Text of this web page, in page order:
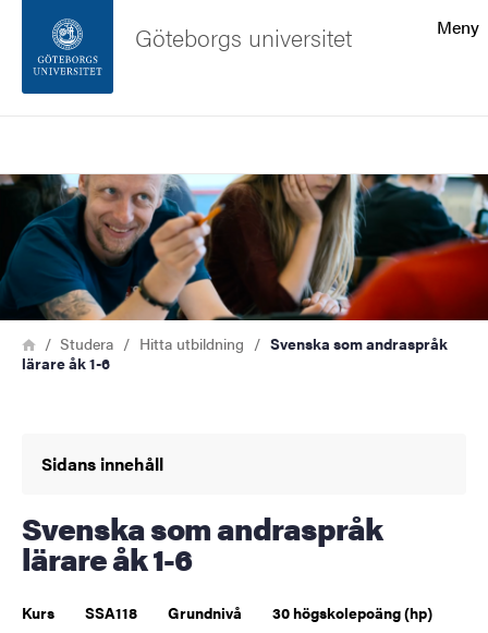
Sidfoten
Om webbplatsen
Meny
Göteborgs universitet
Bild
Länkstig
HemStudera Hitta utbildning
Svenska som andraspråk
lärare åk 1-6
Sidans innehåll
Svenska som andraspråk
lärare åk 1-6
Kurs SSA118 Grundnivå 30 högskolepoäng (hp)